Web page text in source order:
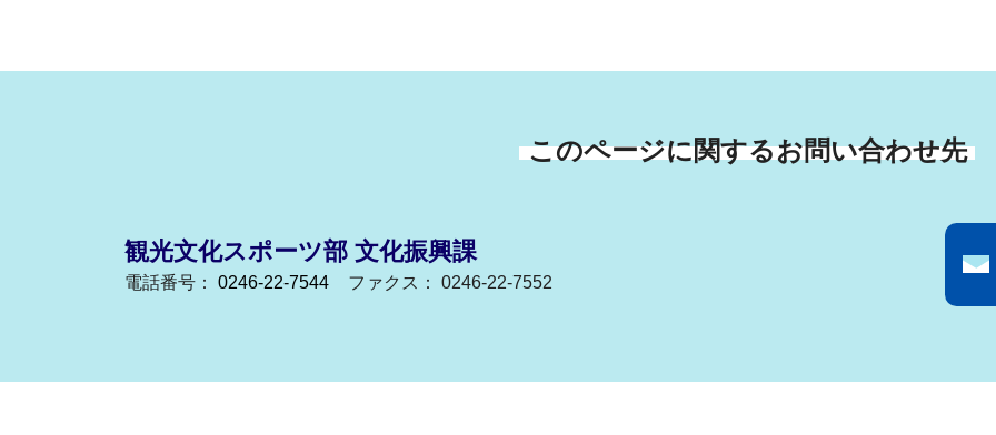
このページに関するお問い合わせ先
観光文化スポーツ部 文化振興課
電話番号： 0246-22-7544 ファクス： 0246-22-7552